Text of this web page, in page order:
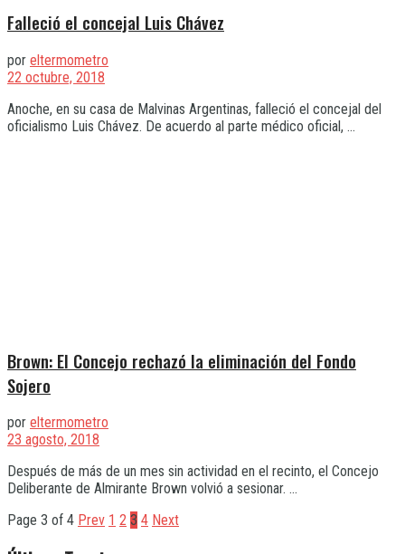
Falleció el concejal Luis Chávez
por eltermometro
22 octubre, 2018
Anoche, en su casa de Malvinas Argentinas, falleció el concejal del
oficialismo Luis Chávez. De acuerdo al parte médico oficial, ...
Brown: El Concejo rechazó la eliminación del Fondo
Sojero
por eltermometro
23 agosto, 2018
Después de más de un mes sin actividad en el recinto, el Concejo
Deliberante de Almirante Brown volvió a sesionar. ...
Page 3 of 4 Prev 1 2 3 4 Next